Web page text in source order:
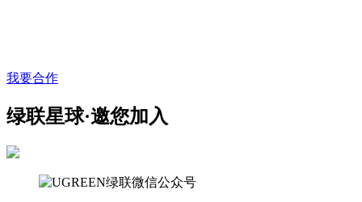
我要合作
绿联星球·邀您加入